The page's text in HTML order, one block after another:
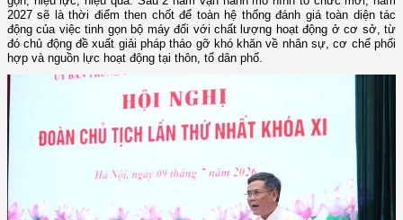
2027 sẽ là thời điểm then chốt để toàn hệ thống đánh giá toàn diện tác
động của việc tinh gọn bộ máy đối với chất lượng hoạt động ở cơ sở, từ
đó chủ động đề xuất giải pháp tháo gỡ khó khăn về nhân sự, cơ chế phối
hợp và nguồn lực hoạt động tại thôn, tổ dân phố.